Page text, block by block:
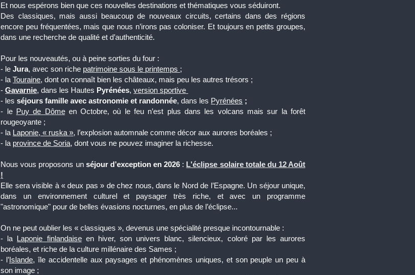
Et nous espérons bien que ces nouvelles destinations et thématiques vous séduiront.
Des classiques, mais aussi beaucoup de nouveaux circuits, certains dans des régions
encore peu fréquentées, mais que nous n’irons pas coloniser. Et toujours en petits groupes,
dans une recherche de qualité et d’authenticité.
Pour les nouveautés, ou à peine sorties du four :
- leJura, avec son riche patrimoine sous le printemps ;
- la Touraine, dont on connaît bien les châteaux, mais peu les autres trésors ;
- Gavarnie, dans les Hautes Pyrénées, version sportive
- lesséjours famille avec astronomie et randonnée, dans les Pyrénées ;
- le Puy de Dôme en Octobre, où le feu n’est plus dans les volcans mais sur la forêt
rougeoyante ;
- la Laponie, « ruska », l’explosion automnale comme décor aux aurores boréales ;
- la province de Soria, dont vous ne pouvez imaginer la richesse.
Nous vous proposons un séjour d’exception en 2026 : L'éclipse solaire totale du 12 Août
!
Elle sera visible à « deux pas » de chez nous, dans le Nord de l’Espagne. Un séjour unique,
dans un environnement culturel et paysager très riche, et avec un programme
"astronomique" pour de belles évasions nocturnes, en plus de l’éclipse...
On ne peut oublier les « classiques », devenus une spécialité presque incontournable :
- la Laponie finlandaise en hiver, son univers blanc, silencieux, coloré par les aurores
boréales, et riche de la culture millénaire des Sames ;
- l’Islande, île accidentelle aux paysages et phénomènes uniques, et son peuple un peu à
son image ;